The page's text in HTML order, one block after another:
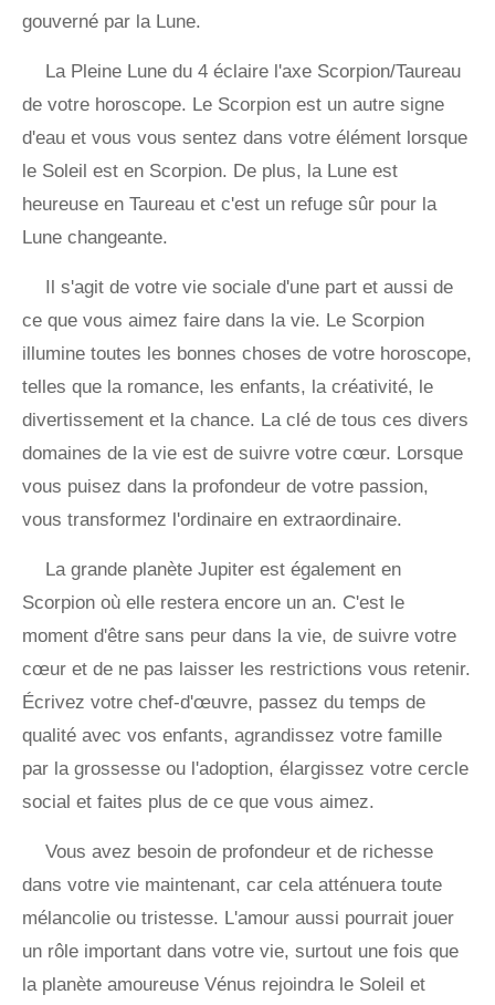
gouverné par la Lune.
La Pleine Lune du 4 éclaire l'axe Scorpion/Taureau
de votre horoscope. Le Scorpion est un autre signe
d'eau et vous vous sentez dans votre élément lorsque
le Soleil est en Scorpion. De plus, la Lune est
heureuse en Taureau et c'est un refuge sûr pour la
Lune changeante.
Il s'agit de votre vie sociale d'une part et aussi de
ce que vous aimez faire dans la vie. Le Scorpion
illumine toutes les bonnes choses de votre horoscope,
telles que la romance, les enfants, la créativité, le
divertissement et la chance. La clé de tous ces divers
domaines de la vie est de suivre votre cœur. Lorsque
vous puisez dans la profondeur de votre passion,
vous transformez l'ordinaire en extraordinaire.
La grande planète Jupiter est également en
Scorpion où elle restera encore un an. C'est le
moment d'être sans peur dans la vie, de suivre votre
cœur et de ne pas laisser les restrictions vous retenir.
Écrivez votre chef-d'œuvre, passez du temps de
qualité avec vos enfants, agrandissez votre famille
par la grossesse ou l'adoption, élargissez votre cercle
social et faites plus de ce que vous aimez.
Vous avez besoin de profondeur et de richesse
dans votre vie maintenant, car cela atténuera toute
mélancolie ou tristesse. L'amour aussi pourrait jouer
un rôle important dans votre vie, surtout une fois que
la planète amoureuse Vénus rejoindra le Soleil et